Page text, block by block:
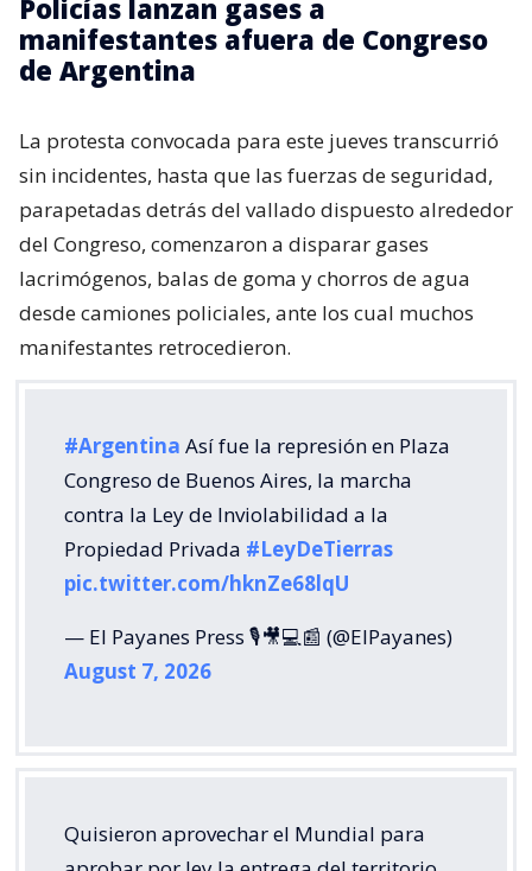
Policías lanzan gases a
manifestantes afuera de Congreso
de Argentina
La protesta convocada para este jueves transcurrió
sin incidentes, hasta que las fuerzas de seguridad,
parapetadas detrás del vallado dispuesto alrededor
del Congreso, comenzaron a disparar gases
lacrimógenos, balas de goma y chorros de agua
desde camiones policiales, ante los cual muchos
manifestantes retrocedieron.
#Argentina Así fue la represión en Plaza
Congreso de Buenos Aires, la marcha
contra la Ley de Inviolabilidad a la
Propiedad Privada #LeyDeTierras
pic.twitter.com/hknZe68lqU
— El Payanes Press 🎙️🎥💻📰 (@ElPayanes)
August 7, 2026
Quisieron aprovechar el Mundial para